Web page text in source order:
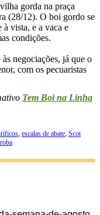
gorda na praça
(28/12). O boi gordo se
vista, e a vaca e
condições.
negociações, já que o
com os pecuaristas
Tem Boi na Linha
, escalas de abate, Scot